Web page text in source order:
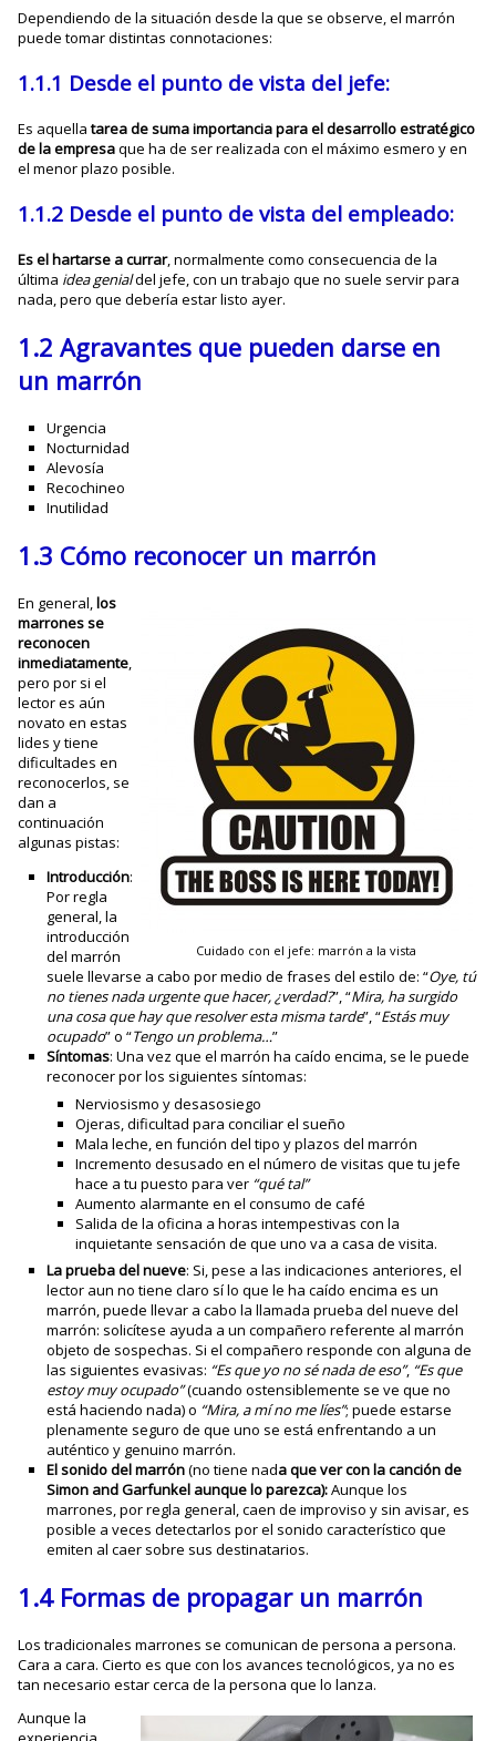
Dependiendo de la situación desde la que se observe, el marrón
puede tomar distintas connotaciones:
1.1.1 Desde el punto de vista del jefe:
Es aquellatarea de suma importancia para el desarrollo estratégico
de la empresaque ha de ser realizada con el máximo esmero y en
el menor plazo posible.
1.1.2 Desde el punto de vista del empleado:
Es el hartarse a currar, normalmente como consecuencia de la
última idea genialdel jefe, con un trabajo que no suele servir para
nada, pero que debería estar listo ayer.
1.2 Agravantes que pueden darse en
un marrón
Urgencia
Nocturnidad
Alevosía
Recochineo
Inutilidad
1.3 Cómo reconocer un marrón
Cuidado con el jefe: marrón a la vista
En general,los
marrones se
reconocen
inmediatamente,
pero por si el
lector es aún
novato en estas
lides y tiene
dificultades en
reconocerlos, se
dan a
continuación
algunas pistas:
Introducción:
Por regla
general, la
introducción
del marrón
suele llevarse a cabo por medio de frases del estilo de: “Oye, tú
no tienes nada urgente que hacer, ¿verdad?”, “Mira, ha surgido
una cosa que hay que resolver esta misma tarde”, “Estás muy
ocupado” o “Tengo un problema…”
Síntomas: Una vez que el marrón ha caído encima, se le puede
reconocer por los siguientes síntomas:
Nerviosismo y desasosiego
Ojeras, dificultad para conciliar el sueño
Mala leche, en función del tipo y plazos del marrón
Incremento desusado en el número de visitas que tu jefe
hace a tu puesto para ver “qué tal”
Aumento alarmante en el consumo de café
Salida de la oficina a horas intempestivas con la
inquietante sensación de que uno va a casa de visita.
La prueba del nueve: Si, pese a las indicaciones anteriores, el
lector aun no tiene claro sí lo que le ha caído encima es un
marrón, puede llevar a cabo la llamada prueba del nueve del
marrón: solicítese ayuda a un compañero referente al marrón
objeto de sospechas. Si el compañero responde con alguna de
las siguientes evasivas: “Es que yo no sé nada de eso”, “Es que
estoy muy ocupado”(cuando ostensiblemente se ve que no
está haciendo nada) o “Mira, a mí no me líes”; puede estarse
plenamente seguro de que uno se está enfrentando a un
auténtico y genuino marrón.
El sonido del marrón(no tiene nada que ver con la canción de
Simon and Garfunkel aunque lo parezca):Aunque los
marrones, por regla general, caen de improviso y sin avisar, es
posible a veces detectarlos por el sonido característico que
emiten al caer sobre sus destinatarios.
1.4 Formas de propagar un marrón
Los tradicionales marrones se comunican de persona a persona.
Cara a cara. Cierto es que con los avances tecnológicos, ya no es
tan necesario estar cerca de la persona que lo lanza.
Aunque la